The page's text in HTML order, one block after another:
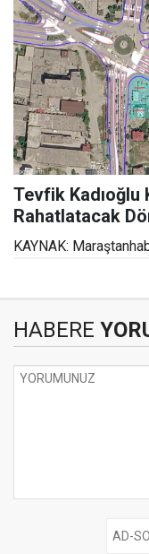
Tevfik Kadıoğlu
Rahatlatacak
KAYNAK:
HABERE